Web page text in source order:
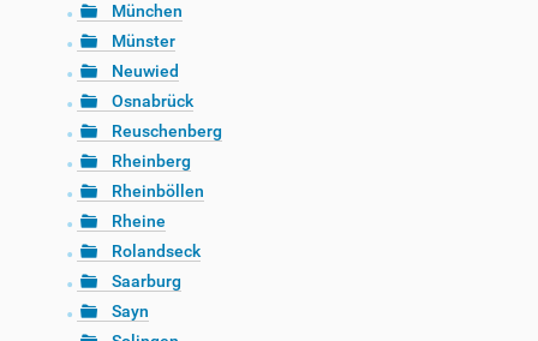
München
Münster
Neuwied
Osnabrück
Reuschenberg
Rheinberg
Rheinböllen
Rheine
Rolandseck
Saarburg
Sayn